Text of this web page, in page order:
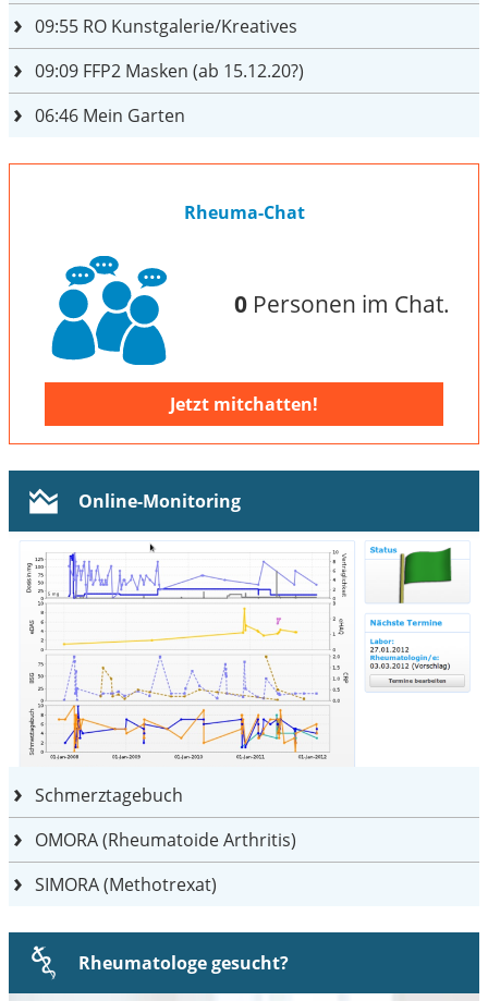
09:55 RO Kunstgalerie/Kreatives
09:09 FFP2 Masken (ab 15.12.20?)
06:46 Mein Garten
Rheuma-Chat
0Personen im Chat.
Jetzt mitchatten!
Online-Monitoring
Schmerztagebuch
OMORA (Rheumatoide Arthritis)
SIMORA (Methotrexat)
Rheumatologe gesucht?